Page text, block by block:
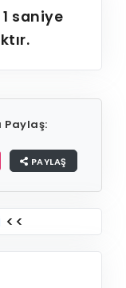
1 saniye
Paylaş:
PAYLAŞ
<<